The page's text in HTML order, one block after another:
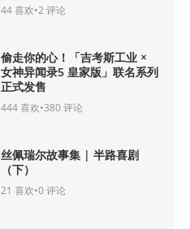
44喜欢•2 评论
偷走你的心！「吉考斯工业 ×
女神异闻录5 皇家版」联名系列
正式发售
444喜欢•380评论
丝佩瑞尔故事集 | 半路喜剧
（下）
21 喜欢•0评论